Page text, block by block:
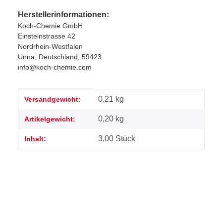
Herstellerinformationen:
Koch-Chemie GmbH
Einsteinstrasse 42
Nordrhein-Westfalen
Unna, Deutschland, 59423
info@koch-chemie.com
Produkteigenschaft
Wert
Versandgewicht: 0,21 kg
Artikelgewicht: 0,20 kg
Inhalt: 3,00 Stück